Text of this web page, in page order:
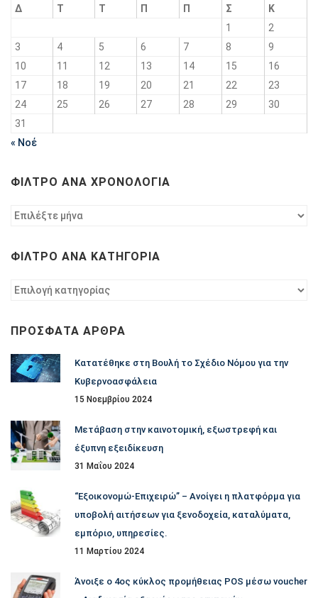
Δ Τ Τ Π Π Σ
Κ
1
2
3
4 5 6 7 8
9
10
11 12 13 14 15
16
17
18 19 20 21 22
23
24
25 26 27 28 29
30
31
« Νοέ
ΦΊΛΤΡΟ ΑΝΆ ΧΡΟΝΟΛΟΓΊΑ
Φίλτρο
ΦΊΛΤΡΟ ΑΝΆ ΚΑΤΗΓΟΡΊΑ
Φίλτρο
ΠΡΌΣΦΑΤΑ ΆΡΘΡΑ
Κατατέθηκε στη Βουλή το Σχέδιο Νόμου για την
Κυβερνοασφάλεια
15 Νοεμβρίου 2024
Μετάβαση στην καινοτομική, εξωστρεφή και
έξυπνη εξειδίκευση
31 Μαΐου 2024
“Εξοικονομώ-Επιχειρώ” – Ανοίγει η πλατφόρμα για
υποβολή αιτήσεων για ξενοδοχεία, καταλύματα,
εμπόριο, υπηρεσίες.
11 Μαρτίου 2024
Άνοιξε ο 4ος κύκλος προμήθειας POS μέσω voucher